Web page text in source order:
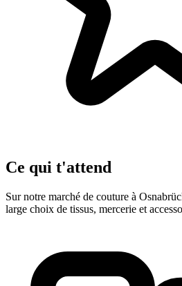
Ce qui t'attend
Sur notre marché de couture à
large choix de tissus, mercerie et